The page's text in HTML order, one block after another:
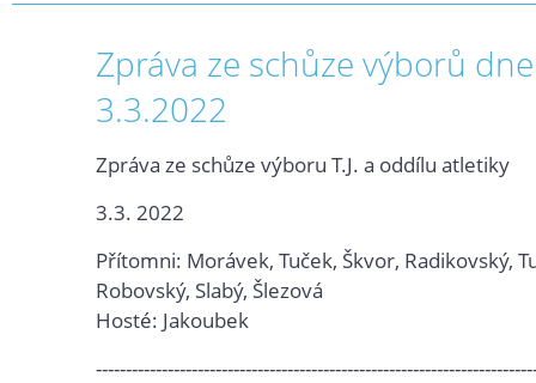
Zpráva ze schůze výborů dne
3.3.2022
Zpráva ze schůze výboru T.J. a oddílu atletiky
3.3. 2022
Přítomni: Morávek, Tuček, Škvor, Radikovský,
Robovský, Slabý, Šlezová
Hosté: Jakoubek